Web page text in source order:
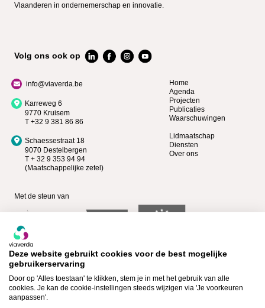
Vlaanderen in ondernemerschap en innovatie.
Volg ons ook op
info@viaverda.be
Karreweg 6
9770 Kruisem
T +32 9 381 86 86
Schaessestraat 18
9070 Destelbergen
T + 32 9 353 94 94
(Maatschappelijke zetel)
Home
Agenda
Projecten
Publicaties
Waarschuwingen
Lidmaatschap
Diensten
Over ons
Met de steun van
Bekijk wie Premium lid is >
Deze website gebruikt cookies voor de best mogelijke
gebruikerservaring
Door op 'Alles toestaan' te klikken, stem je in met het gebruik van alle
cookies. Je kan de cookie-instellingen steeds wijzigen via 'Je voorkeuren
aanpassen'.